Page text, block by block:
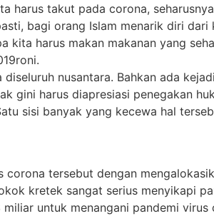
takut pada corona,
bagi orang Islam menarik diri
harus makan makanan yang
nusantara. Bahkan ada
gini harus diapresiasi penegakan
sisi banyak yang kecewa hal
tersebut dengan
kretek sangat serius menyikapi
untuk menangani pandemi